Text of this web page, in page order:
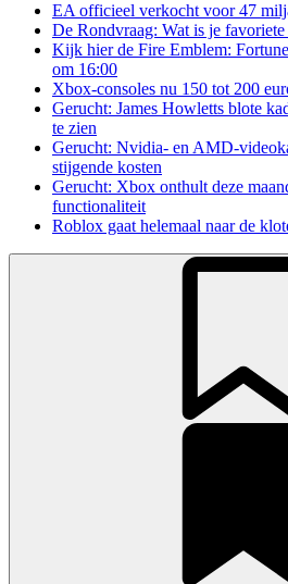
EA officieel verkocht voor 47
De Rondvraag: Wat is je
Kijk hier de Fire Emblem:
om 16:00
Xbox-consoles nu 150 tot 200
Gerucht: James Howletts blote
te zien
Gerucht: Nvidia- en AMD-
stijgende kosten
Gerucht: Xbox onthult deze
functionaliteit
Roblox gaat helemaal naar de